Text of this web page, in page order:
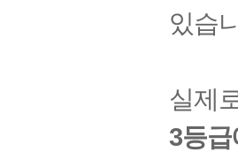
있습
실제
3등